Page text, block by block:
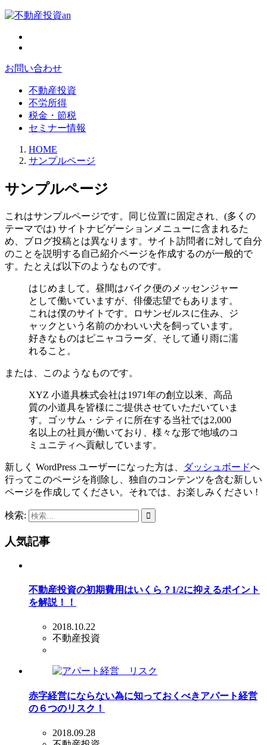
お問い合わせ
不動産投資
不労所得
税金・節税
セミナー情報
HOME
サンプルページ
サンプルページ
これはサンプルページです。同じ位置に固定され、(多くの
テーマでは) サイトナビゲーションメニューに含まれるた
め、ブログ投稿とは異なります。サイト訪問者に対して自分
のことを説明する自己紹介ページを作成するのが一般的で
す。たとえば以下のようなものです。
はじめまして。昼間はバイク便のメッセンジャー
として働いていますが、俳優志望でもあります。
これは僕のサイトです。ロサンゼルスに住み、ジ
ャックという名前のかわいい犬を飼っています。
好きなものはピニャコラーダ、そして通り雨に濡
れること。
または、このようなものです。
XYZ 小道具株式会社は1971年の創立以来、高品
質の小道具を皆様にご提供させていただいていま
す。ゴッサム・シティに所在する当社では2,000
名以上の社員が働いており、様々な形で地域のコ
ミュニティへ貢献しています。
新しく WordPress ユーザーになった方は、 ダッシュボードへ
行ってこのページを削除し、独自のコンテンツを含む新しい
ページを作成してください。それでは、お楽しみください !
検索:
人気記事
不動産投資の初期費用はいくら？1/2に抑えるポイント
を解説！！
2018.10.22
不動産投資
赤字経営にならない為に知っておくべきアパート経営
の６つのリスク！
2018.09.28